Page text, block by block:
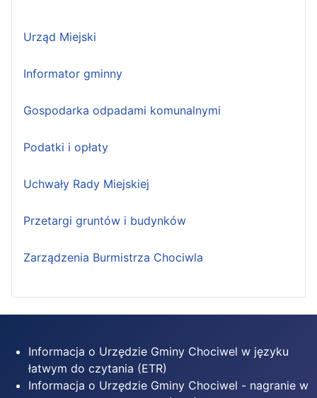
Urząd Miejski
Informator gminny
Gospodarka odpadami komunalnymi
Podatki i opłaty
Uchwały Rady Miejskiej
Przetargi gruntów i budynków
Zarządzenia Burmistrza Chociwla
Informacja o Urzędzie Gminy Chociwel w języku
łatwym do czytania (ETR)
Informacja o Urzędzie Gminy Chociwel - nagranie w